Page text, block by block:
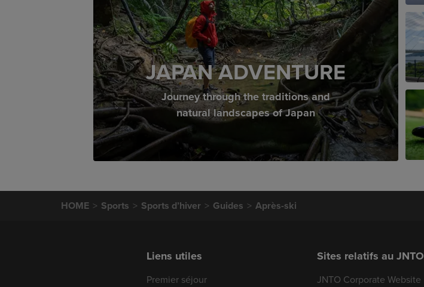
JAPAN ADVENTURE
Journey through the traditions and
natural landscapes of Japan
HOME Sports Sports d’hiver Guides Après-ski
Liens utiles
Premier séjour
Sites relatifs au JNTO
JNTO Corporate Website